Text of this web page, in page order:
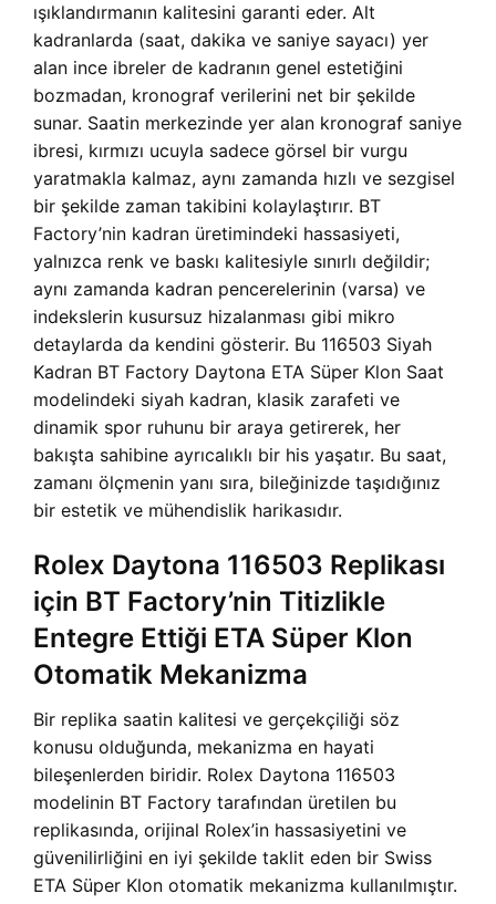
ışıklandırmanın kalitesini garanti eder. Alt
kadranlarda (saat, dakika ve saniye sayacı) yer
alan ince ibreler de kadranın genel estetiğini
bozmadan, kronograf verilerini net bir şekilde
sunar. Saatin merkezinde yer alan kronograf saniye
ibresi, kırmızı ucuyla sadece görsel bir vurgu
yaratmakla kalmaz, aynı zamanda hızlı ve sezgisel
bir şekilde zaman takibini kolaylaştırır. BT
Factory’nin kadran üretimindeki hassasiyeti,
yalnızca renk ve baskı kalitesiyle sınırlı değildir;
aynı zamanda kadran pencerelerinin (varsa) ve
indekslerin kusursuz hizalanması gibi mikro
detaylarda da kendini gösterir. Bu 116503 Siyah
Kadran BT Factory Daytona ETA Süper Klon Saat
modelindeki siyah kadran, klasik zarafeti ve
dinamik spor ruhunu bir araya getirerek, her
bakışta sahibine ayrıcalıklı bir his yaşatır. Bu saat,
zamanı ölçmenin yanı sıra, bileğinizde taşıdığınız
bir estetik ve mühendislik harikasıdır.
Rolex Daytona 116503 Replikası
için BT Factory’nin Titizlikle
Entegre Ettiği ETA Süper Klon
Otomatik Mekanizma
Bir replika saatin kalitesi ve gerçekçiliği söz
konusu olduğunda, mekanizma en hayati
bileşenlerden biridir. Rolex Daytona 116503
modelinin BT Factory tarafından üretilen bu
replikasında, orijinal Rolex’in hassasiyetini ve
güvenilirliğini en iyi şekilde taklit eden bir Swiss
ETA Süper Klon otomatik mekanizma kullanılmıştır.